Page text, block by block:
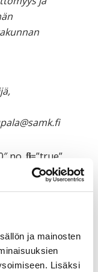
ja mainosten
Lisäksi
no_fill=”true”
for All
Dinner
en/novetats/not